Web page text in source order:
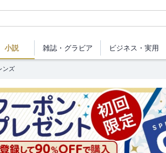
小説 雑誌・ グラビア ビジネス ・実用
ンズ